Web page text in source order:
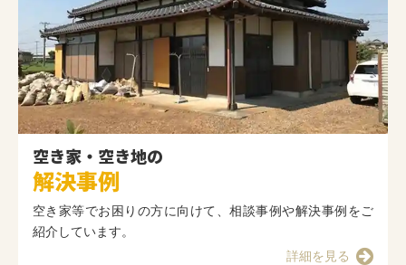
空き家・空き地の
解決事例
空き家等でお困りの方に向けて、相談事例や解決事例をご
紹介しています。
詳細を見る